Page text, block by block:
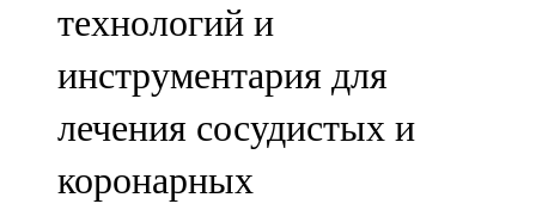
технологий и
инструментария для
лечения сосудистых и
коронарных